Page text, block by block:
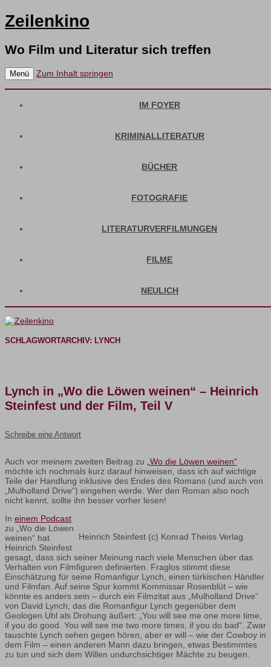
Zeilenkino
Wo Film und Literatur sich treffen
Menü Zum Inhalt springen
IM FOYER
KRIMINALLITERATUR
BÜCHER
FOTOGRAFIE
LITERATURVERFILMUNGEN
FILME
NEULICH
SCHLAGWORTARCHIV: LYNCH
Lynch in „Wo die Löwen weinen“ – Heinrich
Steinfest und der Film, Teil V
Schreibe eine Antwort
Auch vor meinem zweiten Beitrag zu „Wo die Löwen weinen“
möchte ich nochmals kurz darauf hinweisen, dass ich auf wichtige
Teile der Handlung inklusive des Endes des Romans (und auch von
„Mulholland Drive“) eingehen werde. Wer den Roman also noch
nicht kennt, sollte ihn besser vorher lesen!
Heinrich Steinfest (c) Konrad Theiss Verlag
In einem Podcast
zu „Wo die Löwen
weinen“ hat
Heinrich Steinfest
gesagt, dass sich seiner Meinung nach viele Menschen über das
Verhalten von Filmfiguren definierten. Fraglos stimmt diese
Einschätzung für seine Romanfigur Lynch, einen türkischen Händler
und Filmfan. Auf seine Spur kommt Kommissar Rosenblüt – wie
könnte es anders sein – durch ein Filmzitat aus „Mulholland Drive“
von David Lynch, das die Romanfigur Lynch gegenüber dem
Geologen Uhl als Drohung äußert: „You will see me one more time,
if you do good. You will see me two more times, if you do bad“. Zwar
tauschte Lynch sehen gegen hören, aber er will – wie der Cowboy in
dem Film – einen anderen Mann dazu bringen, etwas Bestimmtes
zu tun und sich dem Willen undurchsichtiger Mächte zu beugen.